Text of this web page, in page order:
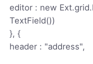
editor : new
TextField())
}, {
header : "address",